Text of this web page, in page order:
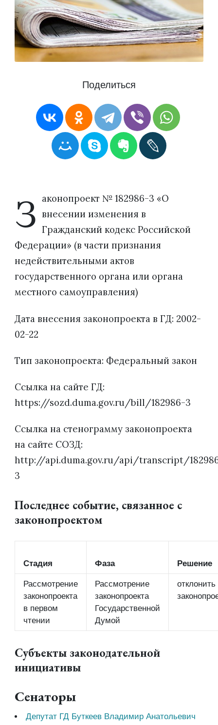
Поделиться
З аконопроект № 182986-3 «О
внесении изменения в
Гражданский кодекс Российской
Федерации» (в части признания
недействительными актов
государственного органа или органа
местного самоуправления)
Дата внесения законопроекта в ГД: 2002-
02-22
Тип законопроекта: Федеральный закон
Ссылка на сайте ГД:
https://sozd.duma.gov.ru/bill/182986-3
Ссылка на стенограмму законопроекта
на сайте СОЗД:
http://api.duma.gov.ru/api/transcript/
3
Последнее событие, связанное с
законопроектом
Стадия Фаза Решение
Рассмотрение
законопроекта
в первом
чтении
Рассмотрение
законопроекта
Государственной
Думой
отклонить
Субъекты законодательной
инициативы
Сенаторы
Депутат ГД Буткеев Владимир Анатольевич